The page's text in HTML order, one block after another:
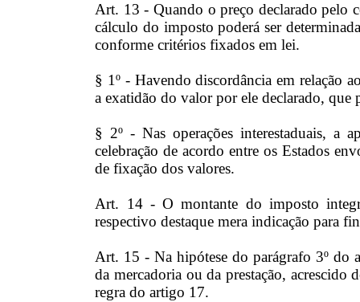
Art. 13 - Quando o preço declarado pelo
cálculo do imposto poderá ser
conforme critérios fixados em lei.
§ 1º - Havendo discordância em relação
a exatidão do valor por ele declarado, que
§ 2º - Nas operações interestaduais, a
celebração de acordo entre os Estados
de fixação dos valores.
Art. 14 - O montante do imposto
respectivo destaque mera indicação para
Art. 15 - Na hipótese do parágrafo 3º do
da mercadoria ou da prestação, acrescido
regra do artigo 17.